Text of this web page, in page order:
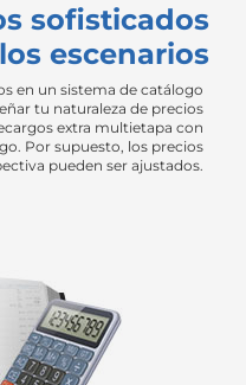
sofisticados
escenarios
en un sistema de catálogo
tu naturaleza de precios
extra multietapa con
Por supuesto, los precios
pueden ser ajustados.